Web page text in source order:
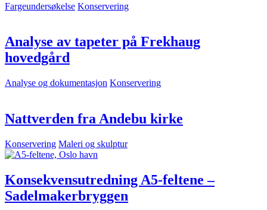
Fargeundersøkelse Konservering
Analyse av tapeter på Frekhaug
hovedgård
Analyse og dokumentasjon Konservering
Nattverden fra Andebu kirke
Konservering Maleri og skulptur
Konsekvensutredning A5-feltene –
Sadelmakerbryggen